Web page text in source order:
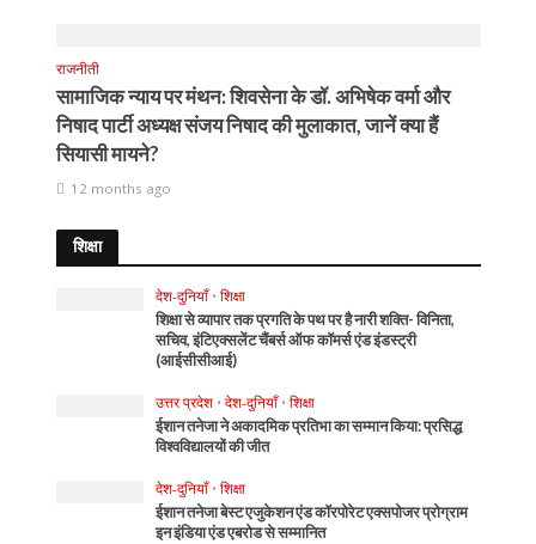
राजनीती
सामाजिक न्याय पर मंथन: शिवसेना के डॉ. अभिषेक वर्मा और
निषाद पार्टी अध्यक्ष संजय निषाद की मुलाकात, जानें क्या हैं
सियासी मायने?
12 months ago
शिक्षा
देश-दुनियाँ • शिक्षा
शिक्षा से व्यापार तक प्रगति के पथ पर है नारी शक्ति- विनिता,
सचिव, इंटिएक्सलेंट चैंबर्स ऑफ कॉमर्स एंड इंडस्ट्री
(आईसीसीआई)
उत्तर प्रदेश • देश-दुनियाँ • शिक्षा
ईशान तनेजा ने अकादमिक प्रतिभा का सम्मान किया: प्रसिद्ध
विश्वविद्यालयों की जीत
देश-दुनियाँ • शिक्षा
ईशान तनेजा बेस्ट एजुकेशन एंड कॉरपोरेट एक्सपोजर प्रोग्राम
इन इंडिया एंड एबरोड से सम्मानित